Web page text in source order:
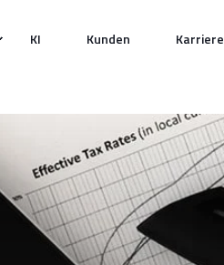
KI Kunden Karriere